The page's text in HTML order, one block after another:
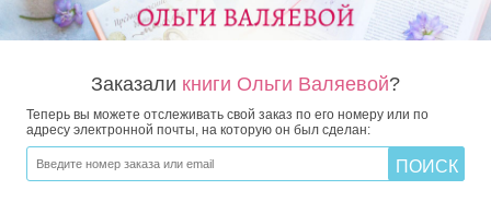
Заказали книги Ольги Валяевой?
Теперь вы можете отслеживать свой заказ по его номеру или по
адресу электронной почты, на которую он был сделан: